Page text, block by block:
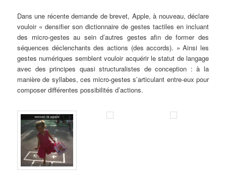
Dans une récente demande de brevet, Apple, à nouveau, déclare
vouloir « densifier son dictionnaire de gestes tactiles en incluant
des micro-gestes au sein d’autres gestes afin de former des
séquences déclenchants des actions (des accords). » Ainsi les
gestes numériques semblent vouloir acquérir le statut de langage
avec des principes quasi structuralistes de conception : à la
manière de syllabes, ces micro-gestes s’articulant entre-eux pour
composer différentes possibilités d’actions.